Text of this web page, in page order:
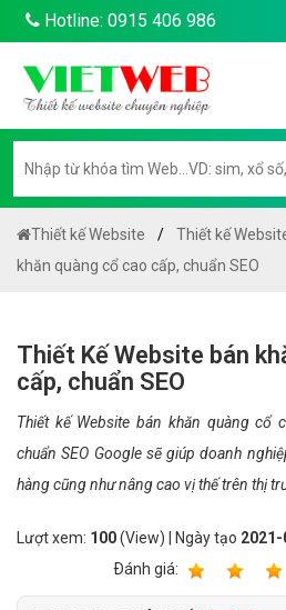
Hotline: 0915 406 986
Thiết kế Website Thiết kế
khăn quàng cổ cao cấp, chuẩn SEO
Thiết Kế Website bán
cấp, chuẩn SEO
Thiết kế Website bán khăn quàng cổ
chuẩn SEO Google sẽ giúp doanh
hàng cũng như nâng cao vị thế trên thị
Lượt xem: 100(View) | Ngày tạo
Ðánh giá: